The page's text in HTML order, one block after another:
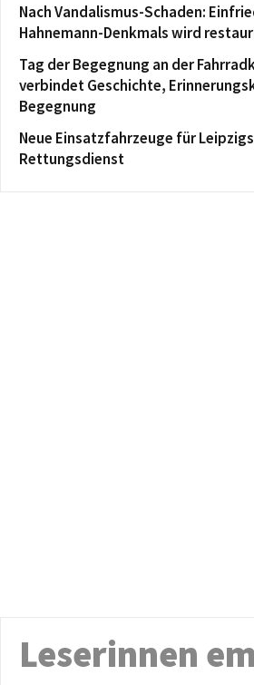
Nach Vandalismus-Schaden:
Hahnemann-Denkmals wird
Tag der Begegnung an der
verbindet Geschichte,
Begegnung
Neue Einsatzfahrzeuge für
Rettungsdienst
Leserinnen